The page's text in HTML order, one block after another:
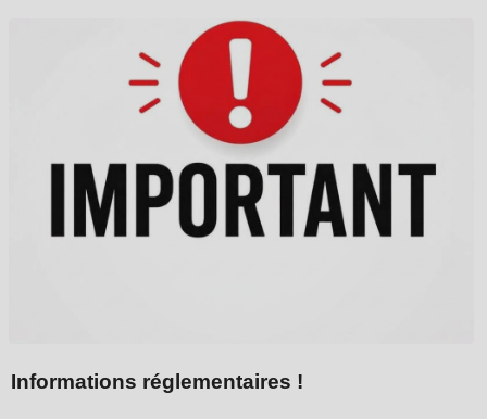
Informations réglementaires !